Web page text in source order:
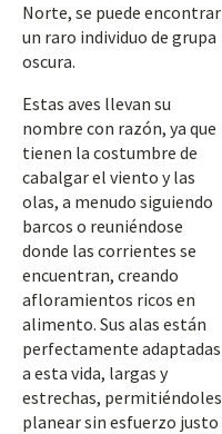
Norte, se puede encontrar
un raro individuo de grupa
oscura.
Estas aves llevan su
nombre con razón, ya que
tienen la costumbre de
cabalgar el viento y las
olas, a menudo siguiendo
barcos o reuniéndose
donde las corrientes se
encuentran, creando
afloramientos ricos en
alimento. Sus alas están
perfectamente adaptadas
a esta vida, largas y
estrechas, permitiéndoles
planear sin esfuerzo justo